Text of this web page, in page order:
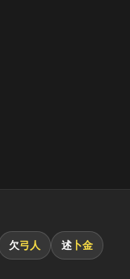
欠弓人 述 卜金